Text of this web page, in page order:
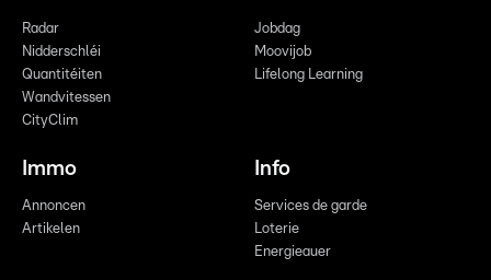
Radar
Nidderschléi
Quantitéiten
Wandvitessen
CityClim
Jobdag
Moovijob
Lifelong Learning
Immo
Annoncen
Artikelen
Info
Services de garde
Loterie
Energieauer